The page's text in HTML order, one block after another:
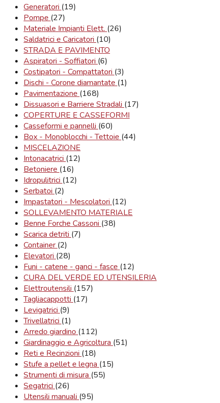
Generatori (19)
Pompe (27)
Materiale Impianti Elett. (26)
Saldatrici e Caricatori (10)
STRADA E PAVIMENTO
Aspiratori - Soffiatori (6)
Costipatori - Compattatori (3)
Dischi - Corone diamantate (1)
Pavimentazione (168)
Dissuasori e Barriere Stradali (17)
COPERTURE E CASSEFORMI
Casseformi e pannelli (60)
Box - Monoblocchi - Tettoie (44)
MISCELAZIONE
Intonacatrici (12)
Betoniere (16)
Idropulitrici (12)
Serbatoi (2)
Impastatori - Mescolatori (12)
SOLLEVAMENTO MATERIALE
Benne Forche Cassoni (38)
Scarica detriti (7)
Container (2)
Elevatori (28)
Funi - catene - ganci - fasce (12)
CURA DEL VERDE ED UTENSILERIA
Elettroutensili (157)
Tagliacappotti (17)
Levigatrici (9)
Trivellatrici (1)
Arredo giardino (112)
Giardinaggio e Agricoltura (51)
Reti e Recinzioni (18)
Stufe a pellet e legna (15)
Strumenti di misura (55)
Segatrici (26)
Utensili manuali (95)